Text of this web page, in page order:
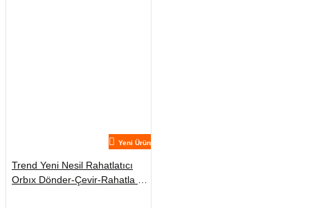
Yeni Ürün
Trend Yeni Nesil Rahatlatıcı
Orbıx Dönder-Çevir-Rahatla 1